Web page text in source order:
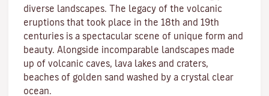
diverse landscapes. The legacy of the volcanic
eruptions that took place in the 18th and 19th
centuries is a spectacular scene of unique form and
beauty. Alongside incomparable landscapes made
up of volcanic caves, lava lakes and craters,
beaches of golden sand washed by a crystal clear
ocean.